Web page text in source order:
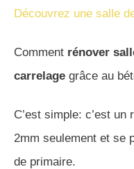
Découvrez une salle
Comment rénover
carrelage grâce au
C’est simple: c’est
2mm seulement et se
de primaire.